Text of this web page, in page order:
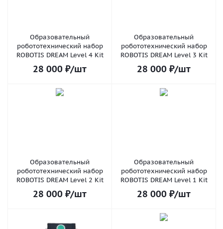
Образовательный
робототехнический набор
ROBOTIS DREAM Level 4 Kit
28 000 ₽/шт
Образовательный
робототехнический набор
ROBOTIS DREAM Level 3 Kit
28 000 ₽/шт
Образовательный
робототехнический набор
ROBOTIS DREAM Level 2 Kit
28 000 ₽/шт
Образовательный
робототехнический набор
ROBOTIS DREAM Level 1 Kit
28 000 ₽/шт